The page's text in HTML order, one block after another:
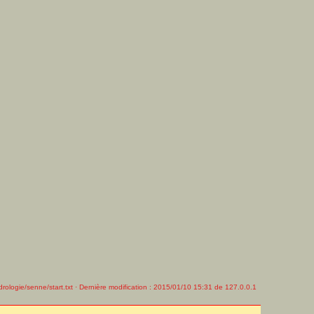
senne/start.txt · Dernière modification : 2015/01/10 15:31 de 127.0.0.1